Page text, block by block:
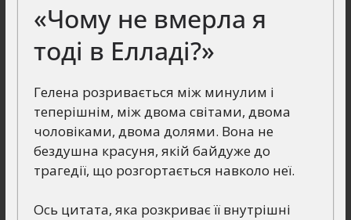
«Чому не вмерла я
тоді в Елладі?»
Гелена розривається між минулим і
теперішнім, між двома світами, двома
чоловіками, двома долями. Вона не
бездушна красуня, якій байдуже до
трагедії, що розгортається навколо неї.
Ось цитата, яка розкриває її внутрішні